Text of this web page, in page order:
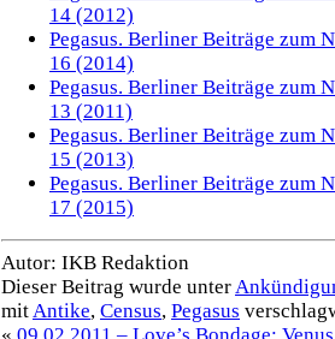
14 (2012)
Pegasus. Berliner Beiträge zum
16 (2014)
Pegasus. Berliner Beiträge zum
13 (2011)
Pegasus. Berliner Beiträge zum
15 (2013)
Pegasus. Berliner Beiträge zum
17 (2015)
Autor: IKB Redaktion
Dieser Beitrag wurde unter
mit Antike, Census, Pegasus
« 09.02.2011 – Love’s Bondage: